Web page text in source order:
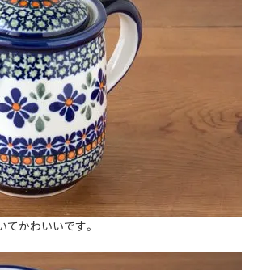
かわいいです。